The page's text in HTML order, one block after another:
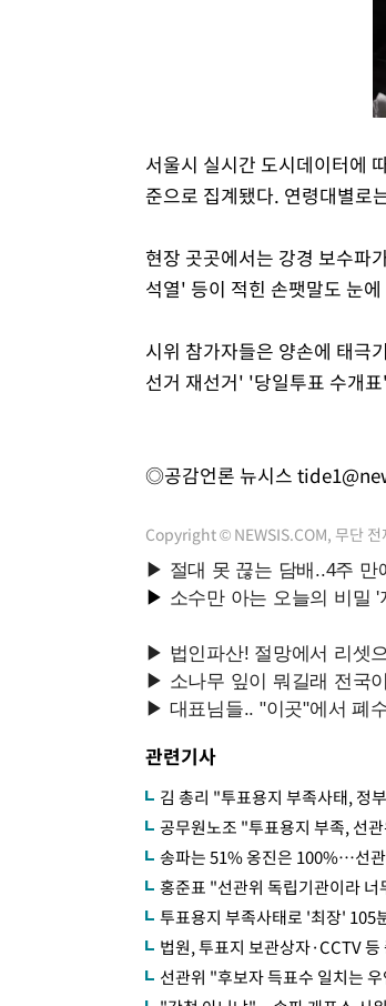
서울시 실시간 도시데이터에
준으로 집계됐다. 연령대별로
현장 곳곳에서는 강경 보수
석열' 등이 적힌 손팻말도 눈
시위 참가자들은 양손에 태극
선거 재선거' '당일투표 수개
◎공감언론 뉴시스
Copyright © NEWSIS.COM, 무단 전
관련기사
김 총리 "투표용지 부족사태, 정
공무원노조 "투표용지 부족, 선
송파는 51% 옹진은 100%…선
홍준표 "선관위 독립기관이라
투표용지 부족사태로 '최장' 105
법원, 투표지 보관상자·CCTV
선관위 "후보자 득표수 일치는